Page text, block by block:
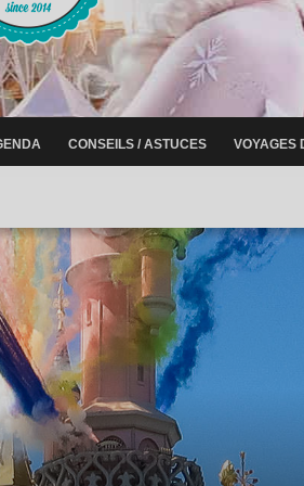
CONSEILS / ASTUCES VOYAGES